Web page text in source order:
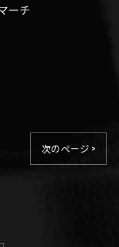
ーチ
次のページ >